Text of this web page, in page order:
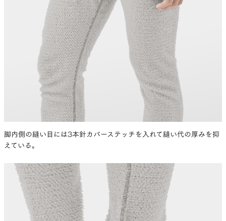
脚内側の縫い目には3本針カバーステッチを入れて縫い代の厚みを抑
えている。